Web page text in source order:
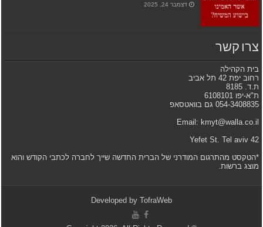
דצמבר 24, 2025
צרו קשר
בית הקהילה
רחוב יפת 42 תל אביב
ת.ד. 8185
ת"א-יפו 6108101
054-3408835 גם בוואטסאפ
Email: kmyt@walla.co.il
42 Yefet St. Tel aviv
*הטקסט מהתרגום המודרני של הברית החדשה שייך לחברה לכתבי הקודש והוא
מוצג ברשות.
Developed by TofraWeb